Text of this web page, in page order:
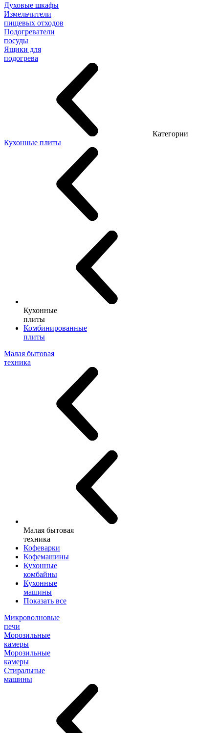
Духовые шкафы
Измельчители
пищевых отходов
Подогреватели
посуды
Ящики для
подогрева
Категории
Кухонные плиты
Кухонные
плиты
Комбинированные
плиты
Малая бытовая
техника
Малая бытовая
техника
Кофеварки
Кофемашины
Кухонные
комбайны
Кухонные
машины
Показать все
Микроволновые
печи
Морозильные
камеры
Морозильные
камеры
Стиральные
машины